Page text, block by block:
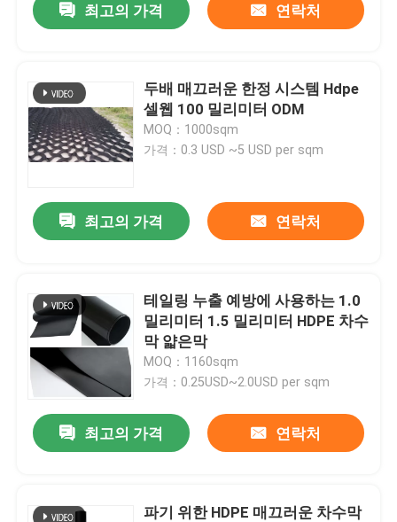
최고의 가격 연락처
두배 매끄러운 한정 시스템 Hdpe
셀웹 100 밀리미터 ODM
MOQ：1000sqm
가격：0.3 USD ~5 USD per sqm
최고의 가격 연락처
테일링 누출 예방에 사용하는 1.0
밀리미터 1.5 밀리미터 HDPE 차수
막 얇은막
MOQ：1160sqm
가격：0.25USD~2.0USD per sqm
최고의 가격 연락처
파기 위한 HDPE 매끄러운 차수막